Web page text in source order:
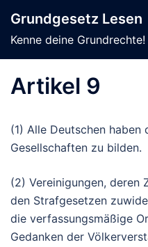
Inhalt
springen
Grundgesetz Lesen
Kenne deine Grundrechte!
Artikel 9
(1) Alle Deutschen haben
Gesellschaften zu bilden.
(2) Vereinigungen, deren
den Strafgesetzen
die verfassungsmäßige
Gedanken der